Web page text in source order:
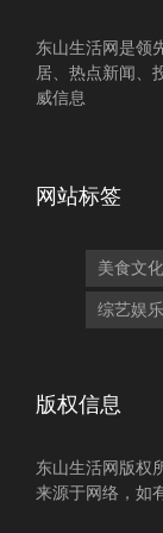
东山生活网是领
居、热点新闻、
威信息
网站标签
美食文化
综艺娱乐
版权信息
东山生活网版权
来源于网络，如